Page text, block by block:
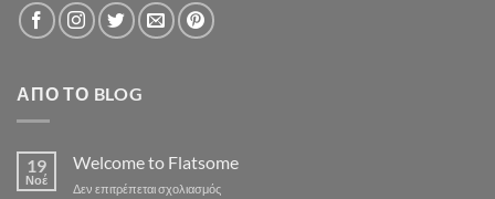
ΑΠΌ ΤΟ BLOG
19
Νοέ
Welcome to Flatsome
Δεν επιτρέπεται σχολιασμόςστο